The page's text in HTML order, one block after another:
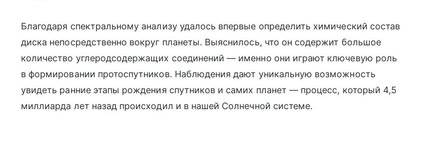
Благодаря спектральному анализу удалось впервые определить химический состав
диска непосредственно вокруг планеты. Выяснилось, что он содержит большое
количество углеродсодержащих соединений — именно они играют ключевую роль
в формировании протоспутников. Наблюдения дают уникальную возможность
увидеть ранние этапы рождения спутников и самих планет — процесс, который 4,5
миллиарда лет назад происходил и в нашей Солнечной системе.